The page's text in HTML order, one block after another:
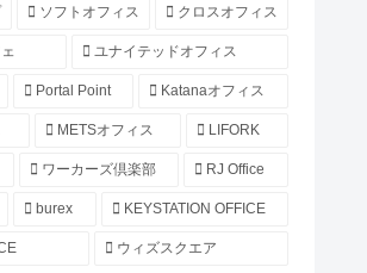
ソフトオフィス クロスオフィス
ユナイテッドオフィス
Portal Point Katanaオフィス
METSオフィス LIFORK
ワーカーズ倶楽部 RJ Office
burex KEYSTATION OFFICE
ウィズスクエア